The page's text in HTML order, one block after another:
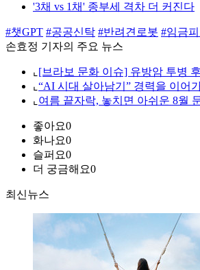
'3채 vs 1채' 종부세 격차 더 커진다
#챗GPT #공공신탁 #반려견로봇 #임금피
손효정 기자의 주요 뉴스
⌞ [브라보 문화 이슈] 유방암 투병
⌞ “AI 시대 살아남기” 경력을 이어
⌞ 여름 끝자락, 놓치면 아쉬운 8월
좋아요0
화나요0
슬퍼요0
더 궁금해요0
최신뉴스